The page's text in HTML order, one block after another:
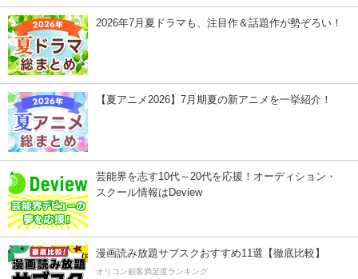
2026年7月夏ドラマも、注目作＆話題作が勢ぞろい！
【夏アニメ2026】7月期夏の新アニメを一挙紹介！
芸能界を志す10代～20代を応援！オーディション・
スクール情報はDeview
漫画読み放題サブスクおすすめ11選【徹底比較】
オリコン顧客満足度ランキング